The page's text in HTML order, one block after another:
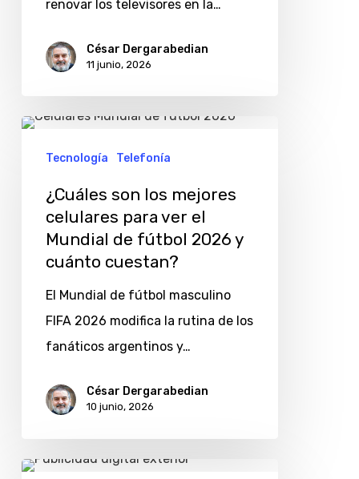
2026
gastar
más
renovar los televisores en la…
César Dergarabedian
11 junio, 2026
¿Cuáles
mejores
celulares
fútbol
2026
cuánto
Tecnología Telefonía
¿Cuáles son los mejores
celulares para ver el
Mundial de fútbol 2026 y
cuánto cuestan?
El Mundial de fútbol masculino
FIFA 2026 modifica la rutina de los
fanáticos argentinos y…
César Dergarabedian
10 junio, 2026
Publicidad